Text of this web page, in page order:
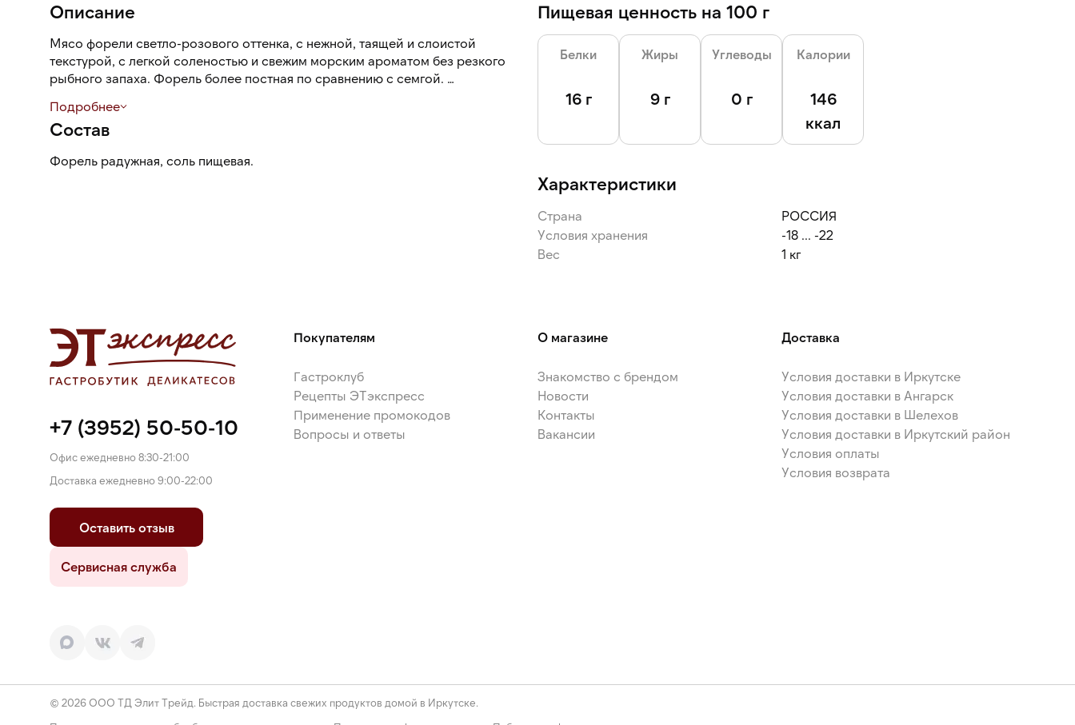
Описание
Мясо форели светло-розового оттенка, с нежной, таящей и слоистой
текстурой, с легкой соленостью и свежим морским ароматом без резкого
рыбного запаха. Форель более постная по сравнению с семгой.
Разделка облегчает работу на кухне и экономит время. Трим С1 — рыба
очищена от хребта и реберных костей, спинного плавника, жаберной крышки,
Подробнее
Состав
Форель радужная, соль пищевая.
Пищевая ценность на 100 г
Белки
16 г
Жиры
9 г
Углеводы
0 г
Калории
146
ккал
Характеристики
Страна
РОССИЯ
Условия хранения
-18 ... -22
Вес
1 кг
+7 (3952) 50-50-10
Офис ежедневно 8:30-21:00
Доставка ежедневно 9:00-22:00
Оставить отзыв
Сервисная служба
Покупателям
Гастроклуб
Рецепты ЭТэкспресс
Применение промокодов
Вопросы и ответы
О магазине
Знакомство с брендом
Новости
Контакты
Вакансии
Доставка
Условия доставки в Иркутске
Условия доставки в Ангарск
Условия доставки в Шелехов
Условия доставки в Иркутский район
Условия оплаты
Условия возврата
© 2026 ООО ТД Элит Трейд. Быстрая доставка свежих продуктов домой в Иркутске.